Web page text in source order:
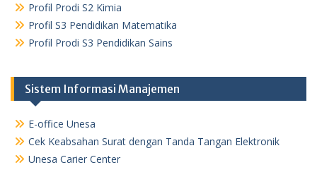
Profil Prodi S2 Kimia
Profil S3 Pendidikan Matematika
Profil Prodi S3 Pendidikan Sains
Sistem Informasi Manajemen
E-office Unesa
Cek Keabsahan Surat dengan Tanda Tangan Elektronik
Unesa Carier Center